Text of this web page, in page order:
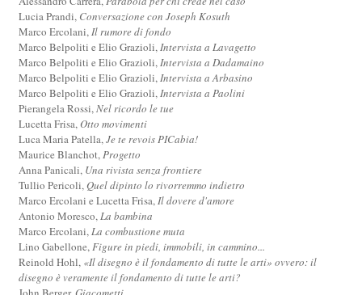
Lucia Prandi, Conversazione con Joseph Kosuth
Marco Ercolani,Il rumore di fondo
Marco Belpoliti e Elio Grazioli,Intervista a Lavagetto
Marco Belpoliti e Elio Grazioli,Intervista a Dadamaino
Marco Belpoliti e Elio Grazioli,Intervista a Arbasino
Marco Belpoliti e Elio Grazioli,Intervista a Paolini
Pierangela Rossi,Nel ricordo le tue
Lucetta Frisa,Otto movimenti
Luca Maria Patella,Je te revois PICabia!
Maurice Blanchot,Progetto
Anna Panicali, Una rivista senza frontiere
Tullio Pericoli,Quel dipinto lo rivorremmo indietro
Marco Ercolani e Lucetta Frisa,Il dovere d'amore
Antonio Moresco,La bambina
Marco Ercolani,La combustione muta
Lino Gabellone,Figure in piedi, immobili, in cammino...
Reinold Hohl, «Il disegno è il fondamento di tutte le arti» ovvero: il
disegno è veramente il fondamento di tutte le arti?